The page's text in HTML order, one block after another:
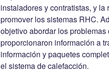
instaladores y contratistas, y
promover los sistemas RHC.
objetivo abordar los
proporcionaron información a
información y paquetes
el sistema de calefacción.